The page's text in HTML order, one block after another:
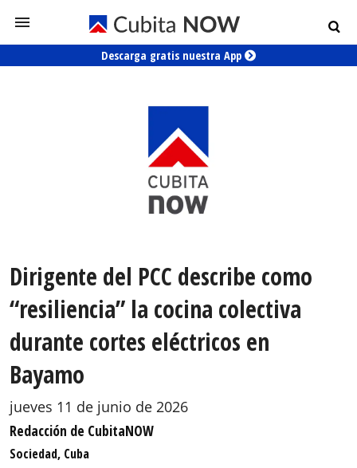
Descarga gratis nuestra App
Dirigente del PCC describe como
“resiliencia” la cocina colectiva
durante cortes eléctricos en
Bayamo
jueves 11 de junio de 2026
Redacción de CubitaNOW
Sociedad, Cuba